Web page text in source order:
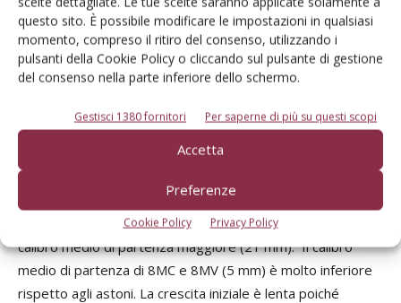
questo sito. È possibile modificare le impostazioni in qualsiasi
momento, compreso il ritiro del consenso, utilizzando i
pulsanti della Cookie Policy o cliccando sul pulsante di gestione
del consenso nella parte inferiore dello schermo.
Gestisci 1380 fornitori Per saperne di più su questi scopi
Accetta
Preferenze
Cookie Policy Privacy Policy
Fig. 1 Andamento di crescita del calibro dell'asse principale lungo la stagione
Fase 2 e 4 di crescita veloce; fase 1,3 e crescita lenta. I
valori esaminati è risultata statisticamente significativa. Separazione medie con T-
test.
La prima fase (fig. 1, Fase 1) di crescita è lenta e
corrisponde al mese di maggio. Gli astoni, essendo
presenti in campo già dall’anno precedente, hanno un
calibro medio di partenza maggiore (21 mm). Il calibro
medio di partenza di 8MC e 8MV (5 mm) è molto inferiore
rispetto agli astoni. La crescita iniziale è lenta poiché